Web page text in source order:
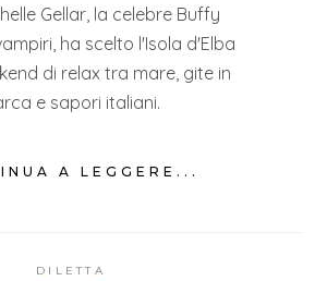
Gellar, la celebre Buffy
ha scelto l'Isola d'Elba
di relax tra mare, gite in
e sapori italiani.
A LEGGERE...
DILETTA